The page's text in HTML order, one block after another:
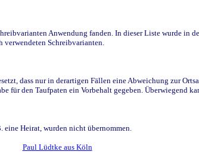
Anwendung fanden. In dieser Liste wurde in
Schreibvarianten.
dass nur in derartigen Fällen eine Abweichung zur
den Taufpaten ein Vorbehalt gegeben. Überwiegend
Heirat, wurden nicht übernommen.
Paul Lüdtke aus Köln